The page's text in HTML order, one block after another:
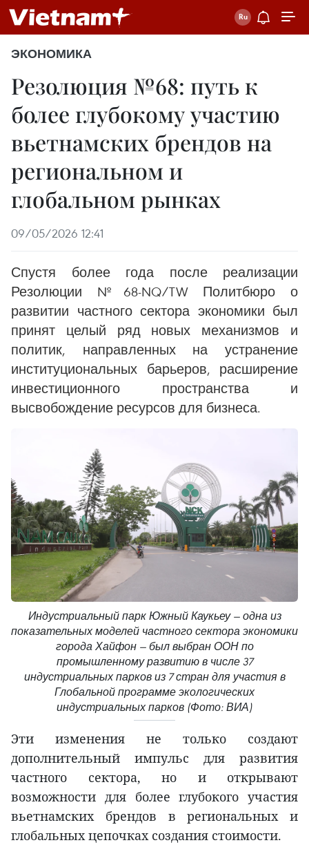
ЭКОНОМИКА
Резолюция №68: путь к
более глубокому участию
вьетнамских брендов на
региональном и
глобальном рынках
09/05/2026 12:41
Спустя более года после реализации
Резолюции №68-NQ/TW Политбюро о
развитии частного сектора экономики был
принят целый ряд новых механизмов и
политик, направленных на устранение
институциональных барьеров, расширение
инвестиционного пространства и
высвобождение ресурсов для бизнеса.
Индустриальный парк Южный Каукьеу — одна из
показательных моделей частного сектора экономики
города Хайфон — был выбран ООН по
промышленному развитию в числе 37
индустриальных парков из 7 стран для участия в
Глобальной программе экологических
индустриальных парков (Фото: ВИА)
Эти изменения не только создают
дополнительный импульс для развития
частного сектора, но и открывают
возможности для более глубокого участия
вьетнамских брендов в региональных и
глобальных цепочках создания стоимости.